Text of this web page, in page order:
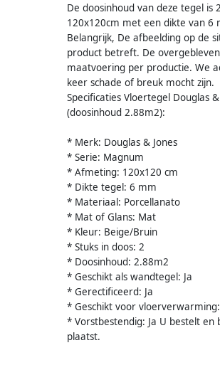
De doosinhoud van deze tegel
120x120cm met een dikte van 6
Belangrijk, De afbeelding op de
product betreft. De
maatvoering per productie. We
keer schade of breuk mocht zijn.
Specificaties Vloertegel Douglas
(doosinhoud 2.88m2):
* Merk: Douglas & Jones
* Serie: Magnum
* Afmeting: 120x120 cm
* Dikte tegel: 6 mm
* Materiaal: Porcellanato
* Mat of Glans: Mat
* Kleur: Beige/Bruin
* Stuks in doos: 2
* Doosinhoud: 2.88m2
* Geschikt als wandtegel: Ja
* Gerectificeerd: Ja
* Geschikt voor vloerverwarming:
* Vorstbestendig: Ja U bestelt
plaatst.